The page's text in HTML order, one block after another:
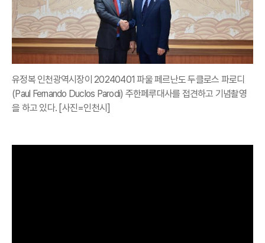
유정복 인천광역시장이 20240401 파울 페르난도 두클로스 파로디
(Paul Fernando Duclos Parodi) 주한페루대사를 접견하고 기념촬영
을 하고 있다. [사진=인천시]